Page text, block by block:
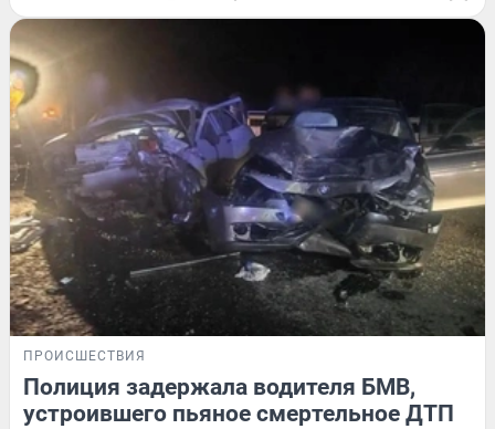
ПРОИСШЕСТВИЯ
Полиция задержала водителя БМВ,
устроившего пьяное смертельное ДТП